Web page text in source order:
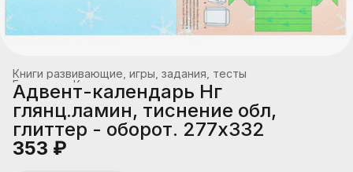
Книги развивающие, игры, задания, тесты
Книжная продукция
Главная
Адвент-календарь Нг
глянц.ламин, тиснение обл,
глиттер - оборот. 277х332
353 ₽